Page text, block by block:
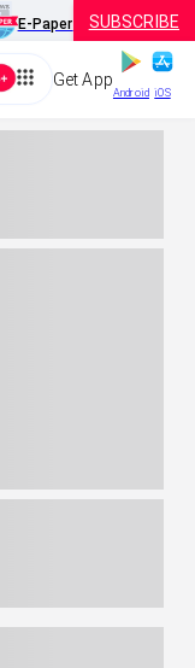
E-Paper SUBSCRIBE
Get App
Android iOS